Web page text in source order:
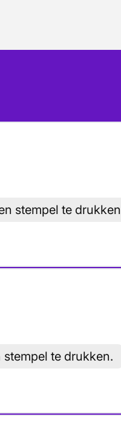
stempel te drukken
te drukken.